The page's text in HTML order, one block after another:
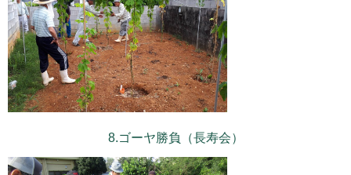
8.ゴーヤ勝負（長寿会）